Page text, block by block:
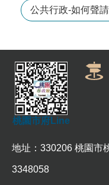
關
資
料
回
頁
網
公共行政-如何聲
桃園市府Line
地址：330206 桃園市
3348058